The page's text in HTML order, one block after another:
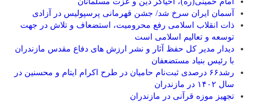
آسمان ایران سرخ شد/ جشن قهرمانی پرسپولیس در آزادی
ذات انقلاب اسلامی رفع محرومیت، استضعاف و تلاش در جهت
توسعه و تعالیم اسلامی است
دیدار مدیر کل حفظ آثار و نشر ارزش های دفاع مقدس مازندران
با رئیس بنیاد مستضعفان
رشد۶۶ درصدی ثبت‌نام حامیان در طرح اکرام ایتام و محسنین در
سال ۱۴۰۲ در مازندران
تجهیز موزه قرآنی در مازندران